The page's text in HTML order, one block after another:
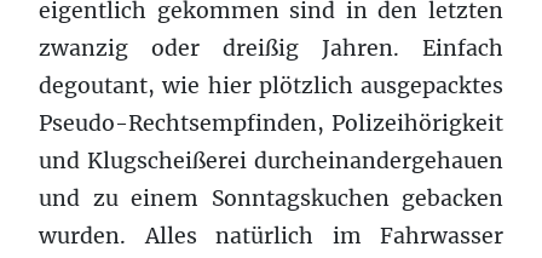
eigentlich gekommen sind in den letzten
zwanzig oder dreißig Jahren. Einfach
degoutant, wie hier plötzlich ausgepacktes
Pseudo-Rechtsempfinden, Polizeihörigkeit
und Klugscheißerei durcheinandergehauen
und zu einem Sonntagskuchen gebacken
wurden. Alles natürlich im Fahrwasser